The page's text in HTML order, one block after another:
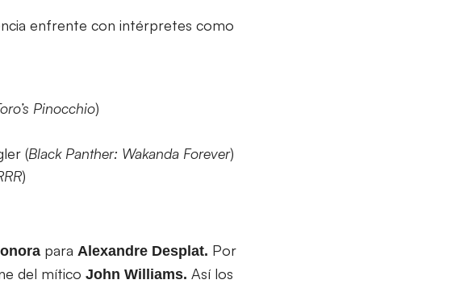
enfrente con intérpretes como
Pinocchio)
(Black Panther: Wakanda Forever)
)
para Alexandre Desplat. Por
del mítico John Williams. Así los